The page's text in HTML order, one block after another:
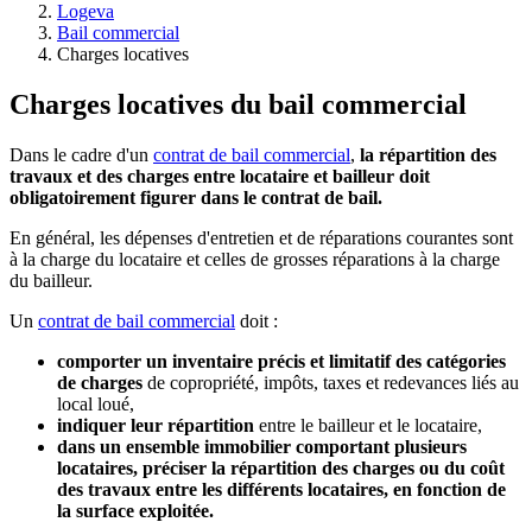
Logeva
Bail commercial
Charges locatives
Charges locatives du bail commercial
Dans le cadre d'un contrat de bail commercial, la répartition des
travaux et des charges entre locataire et bailleur doit
obligatoirement figurer dans le contrat de bail.
En général, les dépenses d'entretien et de réparations courantes sont
à la charge du locataire et celles de grosses réparations à la charge
du bailleur.
Un contrat de bail commercial doit :
comporter un inventaire précis et limitatif des catégories
de charges de copropriété, impôts, taxes et redevances liés au
local loué,
indiquer leur répartition entre le bailleur et le locataire,
dans un ensemble immobilier comportant plusieurs
locataires, préciser la répartition des charges ou du coût
des travaux entre les différents locataires, en fonction de
la surface exploitée.